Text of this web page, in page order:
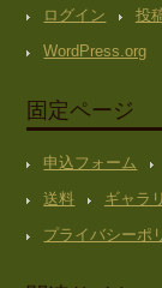
ログイン 投
WordPress.org
固定ページ
申込フォーム
送料
ギャラ
プライバシーポ